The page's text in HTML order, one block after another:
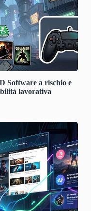
Software a rischio e
lavorativa